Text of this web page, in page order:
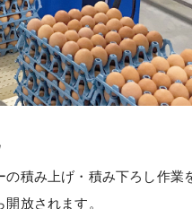
積み上げ・積み下ろし作業
放されます。